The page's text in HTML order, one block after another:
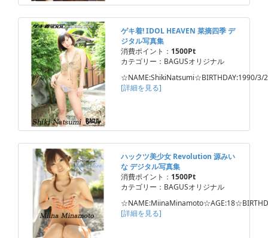
ゲキ着! IDOL HEAVEN 菜摘四季 デ
ジタル写真集
消費ポイント： 1500Pt
カテゴリー：BAGUSオリジナル
☆NAME:ShikiNatsumi☆BIRTHDAY:1990/
[詳細を見る]
ハックツ美少女 Revolution 源みい
な デジタル写真集
消費ポイント： 1500Pt
カテゴリー：BAGUSオリジナル
[詳細を見る]